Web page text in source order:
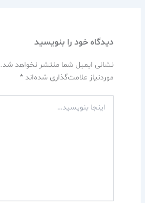
دیدگاه‌ خود را بنویسید
نشانی ایمیل شما منتشر نخواهد شد.
موردنیاز علامت‌گذاری شده‌اند *
بنویسید…